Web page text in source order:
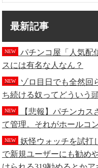
最新記事
NEW
パチンコ屋「人気配
スには有名な人なん？
NEW
ゾロ目日でも全然回
ち続ける奴ってどういう
NEW
【悲報】パチンカス
て管理。それがホールコ
NEW
妖怪ウォッチを試打
で新規ユーザーにも勧め